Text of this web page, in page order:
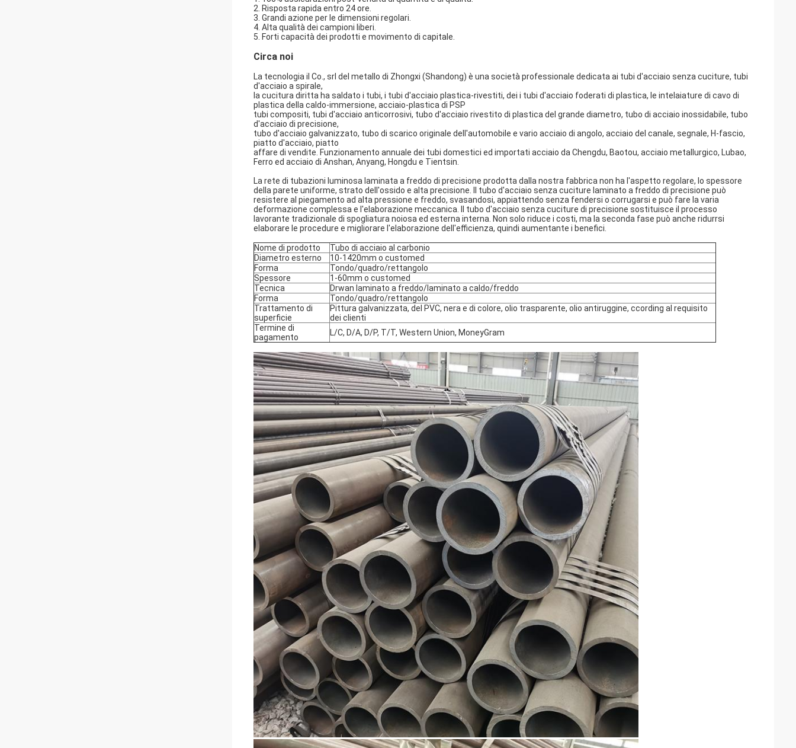
2. Risposta rapida entro 24 ore.
3. Grandi azione per le dimensioni regolari.
4. Alta qualità dei campioni liberi.
5. Forti capacità dei prodotti e movimento di capitale.
Circa noi
La tecnologia il Co., srl del metallo di Zhongxi (Shandong) è una società professionale dedicata ai tubi d'acciaio senza cuciture, tubi
d'acciaio a spirale,
la cucitura diritta ha saldato i tubi, i tubi d'acciaio plastica-rivestiti, dei i tubi d'acciaio foderati di plastica, le intelaiature di cavo di
plastica della caldo-immersione, acciaio-plastica di PSP
tubi compositi, tubi d'acciaio anticorrosivi, tubo d'acciaio rivestito di plastica del grande diametro, tubo di acciaio inossidabile, tubo
d'acciaio di precisione,
tubo d'acciaio galvanizzato, tubo di scarico originale dell'automobile e vario acciaio di angolo, acciaio del canale, segnale, H-fascio,
piatto d'acciaio, piatto
affare di vendite. Funzionamento annuale dei tubi domestici ed importati acciaio da Chengdu, Baotou, acciaio metallurgico, Lubao,
Ferro ed acciaio di Anshan, Anyang, Hongdu e Tientsin.
La rete di tubazioni luminosa laminata a freddo di precisione prodotta dalla nostra fabbrica non ha l'aspetto regolare, lo spessore
della parete uniforme, strato dell'ossido e alta precisione. Il tubo d'acciaio senza cuciture laminato a freddo di precisione può
resistere al piegamento ad alta pressione e freddo, svasandosi, appiattendo senza fendersi o corrugarsi e può fare la varia
deformazione complessa e l'elaborazione meccanica. Il tubo d'acciaio senza cuciture di precisione sostituisce il processo
lavorante tradizionale di spogliatura noiosa ed esterna interna. Non solo riduce i costi, ma la seconda fase può anche ridurrsi
elaborare le procedure e migliorare l'elaborazione dell'efficienza, quindi aumentante i benefici.
Nome di prodotto
Tubo di acciaio al carbonio
Diametro esterno
10-1420mm o customed
Forma
Tondo/quadro/rettangolo
Spessore
1-60mm o customed
Tecnica
Drwan laminato a freddo/laminato a caldo/freddo
Forma
Tondo/quadro/rettangolo
Trattamento di
superficie
Pittura galvanizzata, del PVC, nera e di colore, olio trasparente, olio antiruggine, ccording al requisito
dei clienti
Termine di
pagamento
L/C, D/A, D/P, T/T, Western Union, MoneyGram